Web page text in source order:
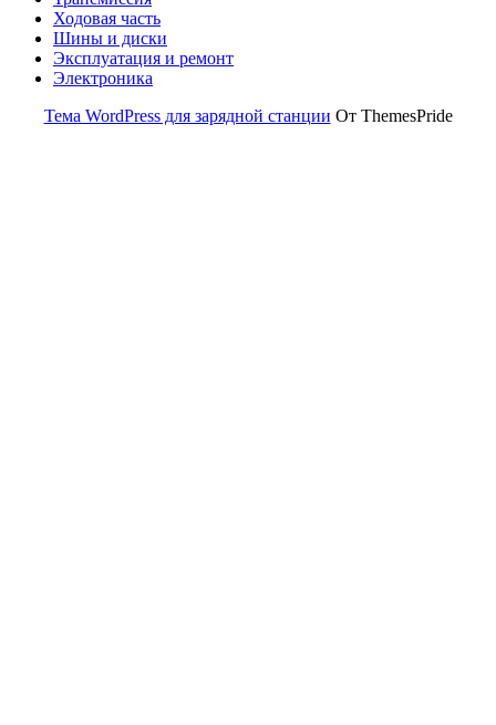
Ходовая часть
Шины и диски
Эксплуатация и ремонт
Электроника
Тема WordPress для зарядной станции От ThemesPride